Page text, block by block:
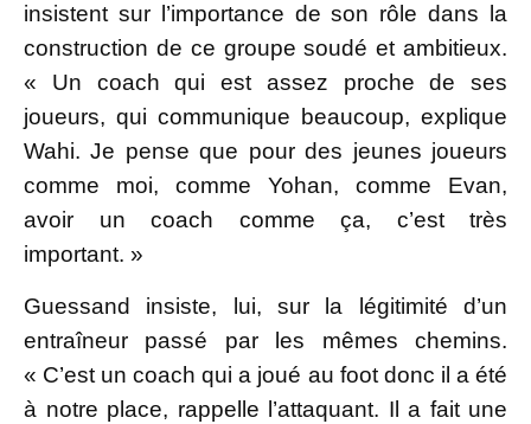
insistent sur l’importance de son rôle dans la
construction de ce groupe soudé et ambitieux.
« Un coach qui est assez proche de ses
joueurs, qui communique beaucoup, explique
Wahi. Je pense que pour des jeunes joueurs
comme moi, comme Yohan, comme Evan,
avoir un coach comme ça, c’est très
important. »
Guessand insiste, lui, sur la légitimité d’un
entraîneur passé par les mêmes chemins.
« C’est un coach qui a joué au foot donc il a été
à notre place, rappelle l’attaquant. Il a fait une